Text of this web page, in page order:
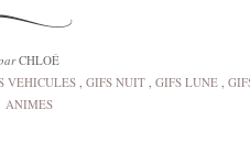
CHLOÉ
VEHICULES, GIFS NUIT, GIFS LUNE,
ANIMES